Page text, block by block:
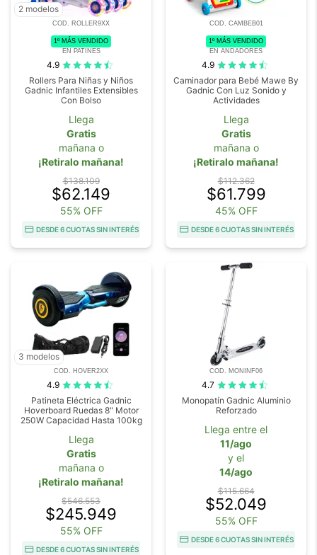
2 modelos
COD. ROLLER9XX
1º MÁS VENDIDO
EN PATINES
4.9
Rollers Para Niñas y Niños
Gadnic Infantiles Extensibles
Con Bolso
Llega
Gratis
mañana o
¡Retiralo mañana!
$138.109
$62.149
55% OFF
DESDE 6 CUOTAS SIN INTERÉS
COD. CAMBEB01
1º MÁS VENDIDO
EN ANDADORES
4.9
Caminador para Bebé Mawe By
Gadnic Con Luz Sonido y
Actividades
Llega
Gratis
mañana o
¡Retiralo mañana!
$112.362
$61.799
45% OFF
DESDE 6 CUOTAS SIN INTERÉS
3 modelos
COD. HOVER2XX
4.9
Patineta Eléctrica Gadnic
Hoverboard Ruedas 8" Motor
250W Capacidad Hasta 100kg
Llega
Gratis
mañana o
¡Retiralo mañana!
$546.553
$245.949
55% OFF
DESDE 6 CUOTAS SIN INTERÉS
COD. MONINF06
4.7
Monopatín Gadnic Aluminio
Reforzado
Llega entre el
11/ago
y el
14/ago
$115.664
$52.049
55% OFF
DESDE 6 CUOTAS SIN INTERÉS